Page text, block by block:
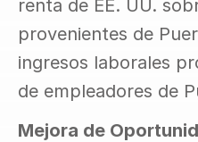
renta de EE. UU.
provenientes de
ingresos laborales
de empleadores de
Mejora de